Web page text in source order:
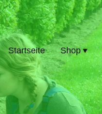
Startseite Shop